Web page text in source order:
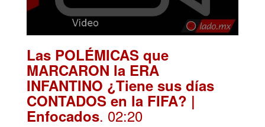
Las POLÉMICAS que
MARCARON la ERA
INFANTINO ¿Tiene sus días
CONTADOS en la FIFA? |
Enfocados. 02:20